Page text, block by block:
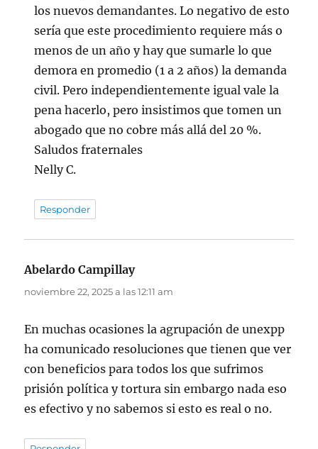
los nuevos demandantes. Lo negativo de esto
sería que este procedimiento requiere más o
menos de un año y hay que sumarle lo que
demora en promedio (1 a 2 años) la demanda
civil. Pero independientemente igual vale la
pena hacerlo, pero insistimos que tomen un
abogado que no cobre más allá del 20 %.
Saludos fraternales
Nelly C.
Responder
Abelardo Campillaydice:
noviembre 22, 2025 a las 12:11 am
En muchas ocasiones la agrupación de unexpp
ha comunicado resoluciones que tienen que ver
con beneficios para todos los que sufrimos
prisión política y tortura sin embargo nada eso
es efectivo y no sabemos si esto es real o no.